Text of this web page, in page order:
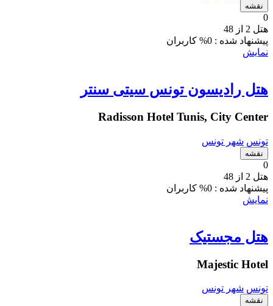
نقشه
0
هتل 2 از 48
پیشنهاد شده : 0% کاربران
نمایش
هتل رادیسون تونس سیتی سنتر
Radisson Hotel Tunis, City Center
تونس شهر تونس
نقشه
0
هتل 2 از 48
پیشنهاد شده : 0% کاربران
نمایش
هتل مجستیک
Majestic Hotel
تونس شهر تونس
نقشه